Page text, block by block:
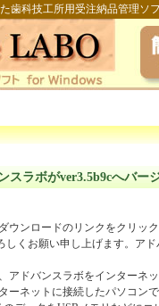
歯科技工所用受注納品管理ソ
スラボがver3.5b9cへバー
ウンロードのリンクをクリッ
しくお願い申し上げます。ア
アドバンスラボをインターネ
ーネットに接続したパソコン